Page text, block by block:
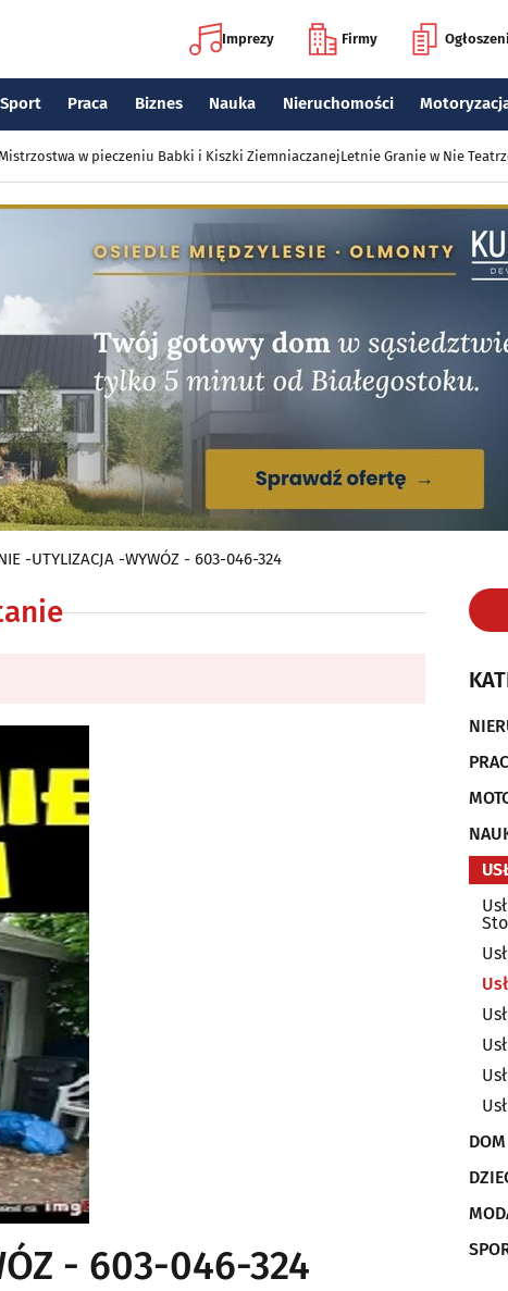
Imprezy Firmy
Sport Praca Biznes Nauka Nieruchomości
w pieczeniu Babki i Kiszki ZiemniaczanejLetnie Granie w Nie
-UTYLIZACJA -WYWÓZ - 603-046-324
- 603-046-324